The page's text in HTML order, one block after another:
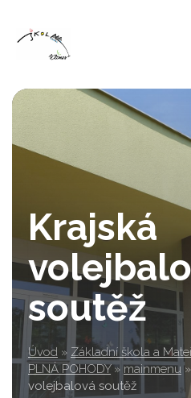
Krajská
soutěž
Úvod » Základní škola a
PLNÁ POHODY » mainmenu »
volejbalová soutěž